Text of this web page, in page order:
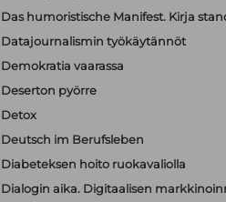
Das humoristische Manifest. Kirja
Datajournalismin työkäytännöt
Demokratia vaarassa
Deserton pyörre
Detox
Deutsch im Berufsleben
Diabeteksen hoito ruokavaliolla
Dialogin aika. Digitaalisen